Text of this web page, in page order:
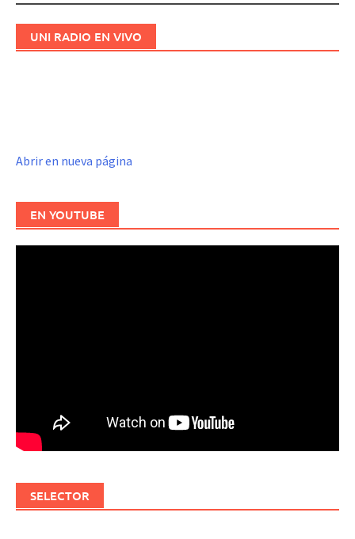
UNI RADIO EN VIVO
Abrir en nueva página
EN YOUTUBE
SELECTOR